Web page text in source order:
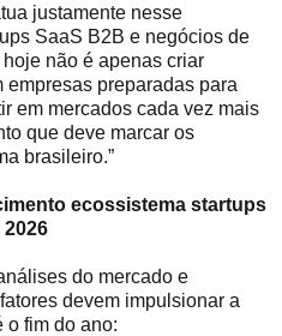
justamente nesse
SaaS B2B e negócios de
não é apenas criar
empresas preparadas para
em mercados cada vez mais
que deve marcar os
brasileiro.”
ecossistema startups
do mercado e
devem impulsionar a
o fim do ano: